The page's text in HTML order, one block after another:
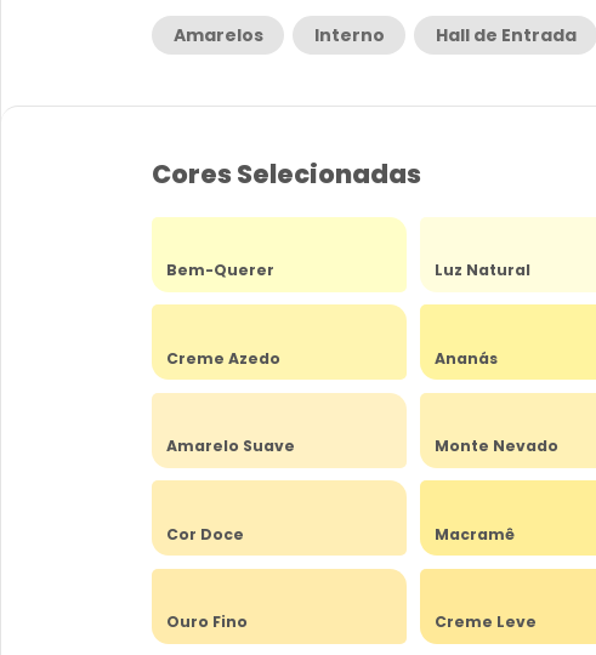
Amarelos Interno Hall de Entrada
Cores Selecionadas
Bem-Querer Luz Natural
Creme Azedo Ananás
Amarelo Suave Monte Nevado
Cor Doce Macramê
Ouro Fino Creme Leve